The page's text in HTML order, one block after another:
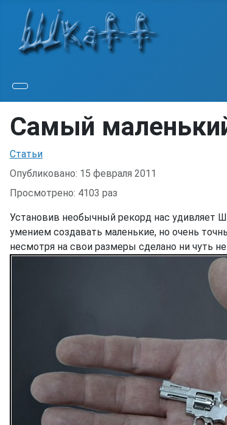
Самый
Информация о материале
Статьи
Опубликовано: 15 февраля 2011
Просмотрено: 4103 раз
Установив необычный рекорд нас удивляет
умением создавать маленькие, но очень
несмотря на свои размеры сделано ни чуть